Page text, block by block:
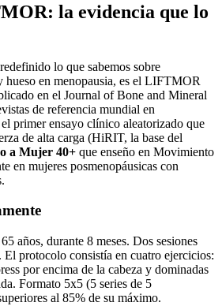
la evidencia que lo
lo que sabemos sobre
hueso en menopausia, es el LIFTMOR
en el Journal of Bone and Mineral
de referencia mundial en
primer ensayo clínico aleatorizado que
de alta carga (HiRIT, la base del
a Mujer 40+ que enseño en Movimiento
en mujeres posmenopáusicas con
años, durante 8 meses. Dos sesiones
El protocolo consistía en cuatro ejercicios:
por encima de la cabeza y dominadas
Formato 5x5 (5 series de 5
al 85% de su máximo.